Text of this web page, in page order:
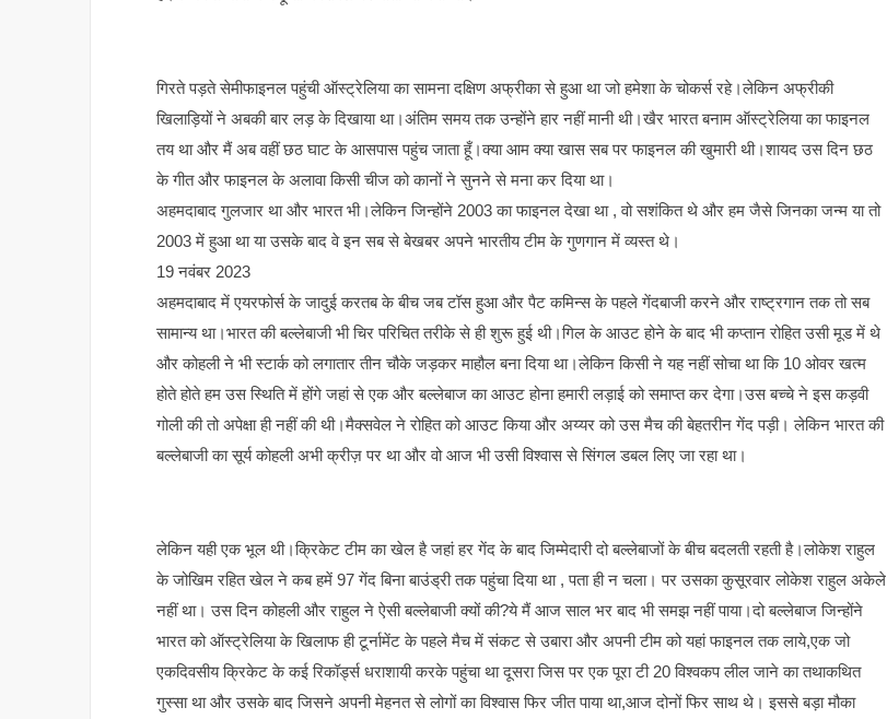
गिरते पड़ते सेमीफाइनल पहुंची ऑस्ट्रेलिया का सामना दक्षिण अफ्रीका से हुआ था जो हमेशा के चोकर्स रहे।लेकिन अफ्रीकी
खिलाड़ियों ने अबकी बार लड़ के दिखाया था।अंतिम समय तक उन्होंने हार नहीं मानी थी।खैर भारत बनाम ऑस्ट्रेलिया का फाइनल
तय था और मैं अब वहीं छठ घाट के आसपास पहुंच जाता हूँ।क्या आम क्या खास सब पर फाइनल की खुमारी थी।शायद उस दिन छठ
के गीत और फाइनल के अलावा किसी चीज को कानों ने सुनने से मना कर दिया था।
अहमदाबाद गुलजार था और भारत भी।लेकिन जिन्होंने 2003 का फाइनल देखा था , वो सशंकित थे और हम जैसे जिनका जन्म या तो
2003 में हुआ था या उसके बाद वे इन सब से बेखबर अपने भारतीय टीम के गुणगान में व्यस्त थे।
19 नवंबर 2023
अहमदाबाद में एयरफोर्स के जादुई करतब के बीच जब टॉस हुआ और पैट कमिन्स के पहले गेंदबाजी करने और राष्ट्रगान तक तो सब
सामान्य था।भारत की बल्लेबाजी भी चिर परिचित तरीके से ही शुरू हुई थी।गिल के आउट होने के बाद भी कप्तान रोहित उसी मूड में थे
और कोहली ने भी स्टार्क को लगातार तीन चौके जड़कर माहौल बना दिया था।लेकिन किसी ने यह नहीं सोचा था कि 10 ओवर खत्म
होते होते हम उस स्थिति में होंगे जहां से एक और बल्लेबाज का आउट होना हमारी लड़ाई को समाप्त कर देगा।उस बच्चे ने इस कड़वी
गोली की तो अपेक्षा ही नहीं की थी।मैक्सवेल ने रोहित को आउट किया और अय्यर को उस मैच की बेहतरीन गेंद पड़ी। लेकिन भारत की
बल्लेबाजी का सूर्य कोहली अभी क्रीज़ पर था और वो आज भी उसी विश्वास से सिंगल डबल लिए जा रहा था।
लेकिन यही एक भूल थी।क्रिकेट टीम का खेल है जहां हर गेंद के बाद जिम्मेदारी दो बल्लेबाजों के बीच बदलती रहती है।लोकेश राहुल
के जोखिम रहित खेल ने कब हमें 97 गेंद बिना बाउंड्री तक पहुंचा दिया था , पता ही न चला। पर उसका कुसूरवार लोकेश राहुल अकेले
नहीं था। उस दिन कोहली और राहुल ने ऐसी बल्लेबाजी क्यों की?ये मैं आज साल भर बाद भी समझ नहीं पाया।दो बल्लेबाज जिन्होंने
भारत को ऑस्ट्रेलिया के खिलाफ ही टूर्नामेंट के पहले मैच में संकट से उबारा और अपनी टीम को यहां फाइनल तक लाये,एक जो
एकदिवसीय क्रिकेट के कई रिकॉर्ड्स धराशायी करके पहुंचा था दूसरा जिस पर एक पूरा टी 20 विश्वकप लील जाने का तथाकथित
गुस्सा था और उसके बाद जिसने अपनी मेहनत से लोगों का विश्वास फिर जीत पाया था,आज दोनों फिर साथ थे। इससे बड़ा मौका